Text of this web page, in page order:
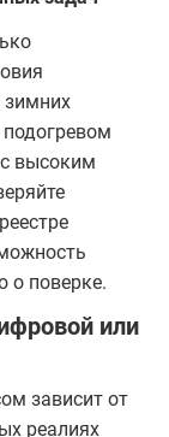
зимних
высоким
о поверке.
или
зависит от
реалиях